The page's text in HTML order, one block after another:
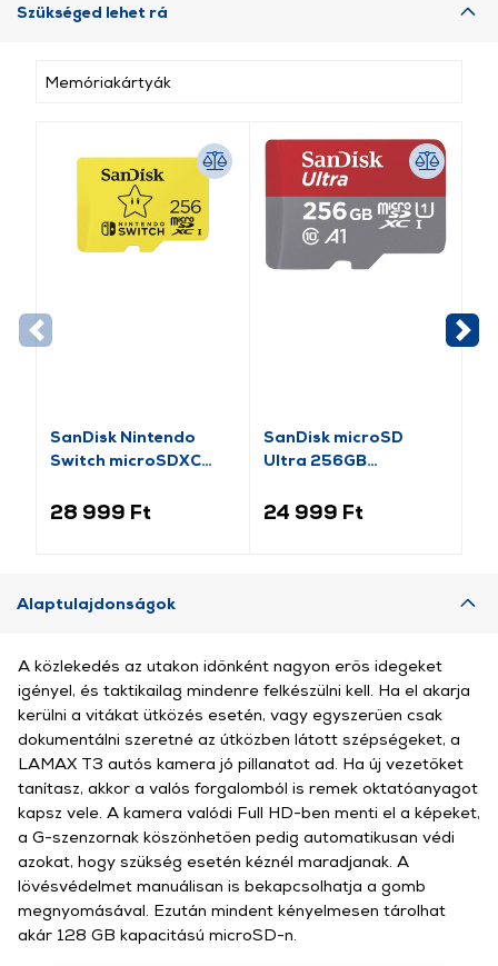
Szükséged lehet rá
Memóriakártyák
SanDisk Nintendo
Switch microSDXC
(183573)
28 999 Ft
SanDisk microSD
Ultra 256GB
(215423)
24 999 Ft
Alaptulajdonságok
A közlekedés az utakon időnként nagyon erős idegeket
igényel, és taktikailag mindenre felkészülni kell. Ha el akarja
kerülni a vitákat ütközés esetén, vagy egyszerűen csak
dokumentálni szeretné az útközben látott szépségeket, a
LAMAX T3 autós kamera jó pillanatot ad. Ha új vezetőket
tanítasz, akkor a valós forgalomból is remek oktatóanyagot
kapsz vele. A kamera valódi Full HD-ben menti el a képeket,
a G-szenzornak köszönhetően pedig automatikusan védi
azokat, hogy szükség esetén kéznél maradjanak. A
lövésvédelmet manuálisan is bekapcsolhatja a gomb
megnyomásával. Ezután mindent kényelmesen tárolhat
akár 128 GB kapacitású microSD-n.